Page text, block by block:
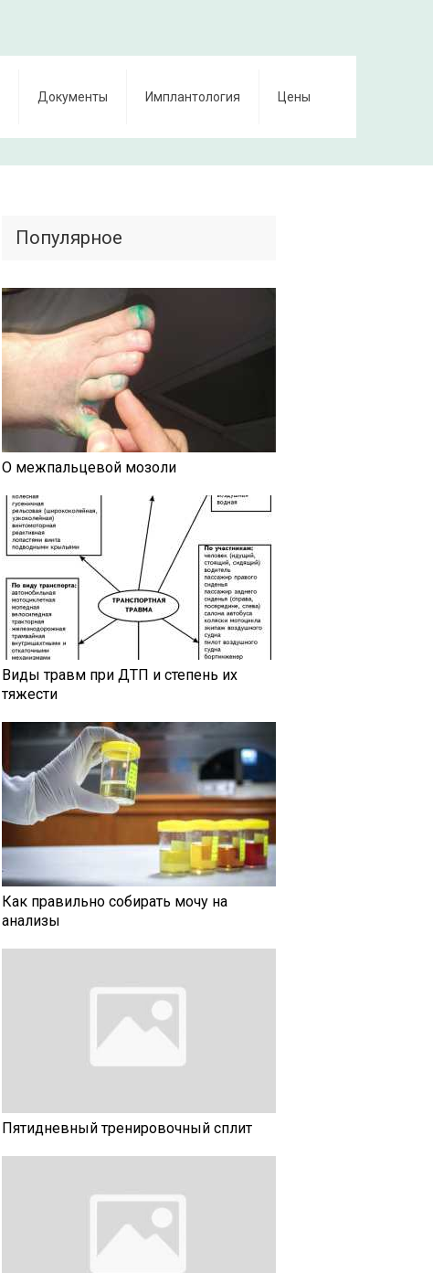
Документы Имплантология Цены
Популярное
О межпальцевой мозоли
Виды травм при ДТП и степень их
тяжести
Как правильно собирать мочу на
анализы
Пятидневный тренировочный сплит